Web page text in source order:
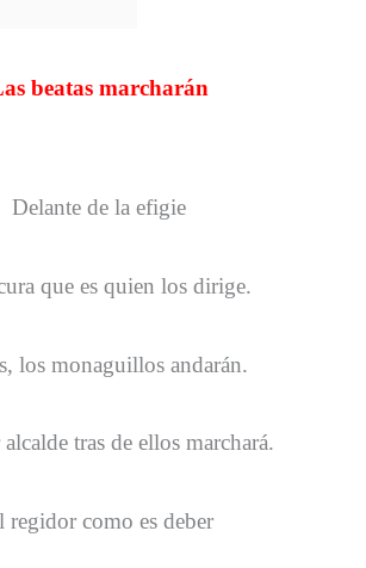
beatas marcharán
Delante de la efigie
que es quien los dirige.
los monaguillos andarán.
tras de ellos marchará.
regidor como es deber